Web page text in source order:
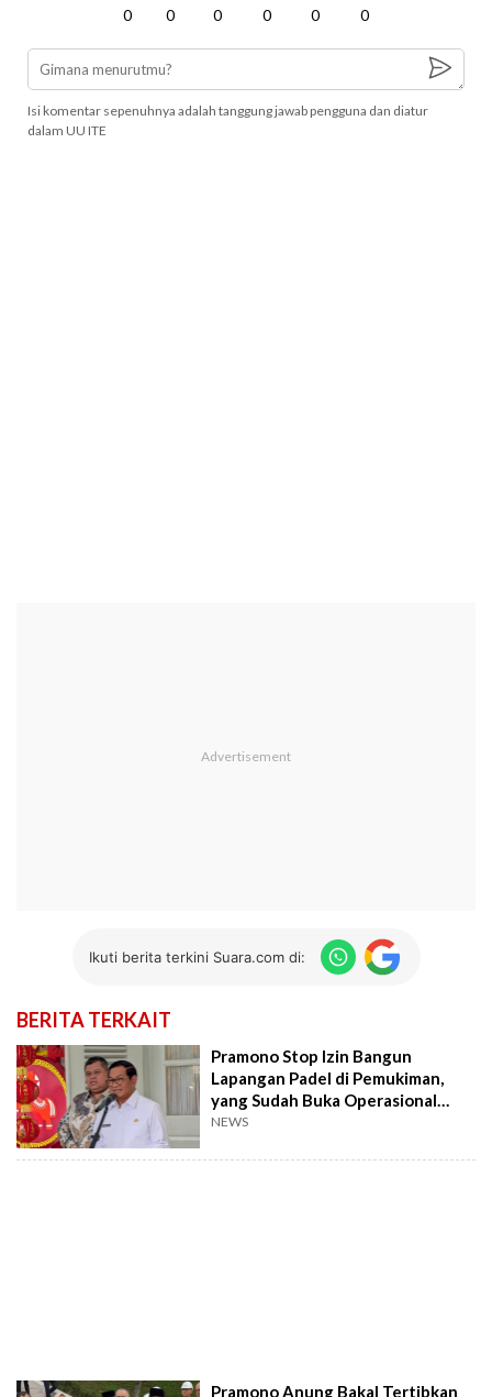
0 0 0 0 0 0
Isi komentar sepenuhnya adalah tanggung jawab pengguna dan diatur
dalam UU ITE
Ikuti berita terkini Suara.com di:
BERITA TERKAIT
Pramono Stop Izin Bangun
Lapangan Padel di Pemukiman,
yang Sudah Buka Operasional
Sampai Jam 20.00
NEWS
Pramono Anung Bakal Tertibkan